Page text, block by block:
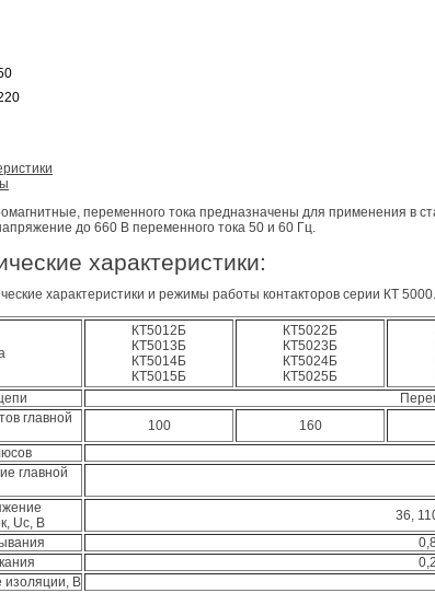
переменного тока предназначены для применения в
до 660 В переменного тока 50 и 60 Гц.
характеристики:
характеристики и режимы работы контакторов серии КТ 5000.
КТ5012Б
КТ5013Б
КТ5014Б
КТ5015Б
КТ5022Б
КТ5023Б
КТ5024Б
КТ5025Б
главной
100 160
главной
Uc, В
36,
изоляции, В